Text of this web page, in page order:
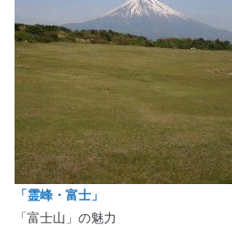
「霊峰・富士」
「富士山」の魅力